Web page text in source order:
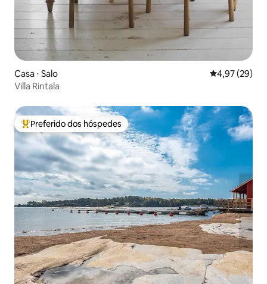
Casa ⋅ Salo 4,97 de uma
4,97 (29)
Villa Rintala
Entre os melhores preferidos dos hóspedes
Preferido dos hóspedes